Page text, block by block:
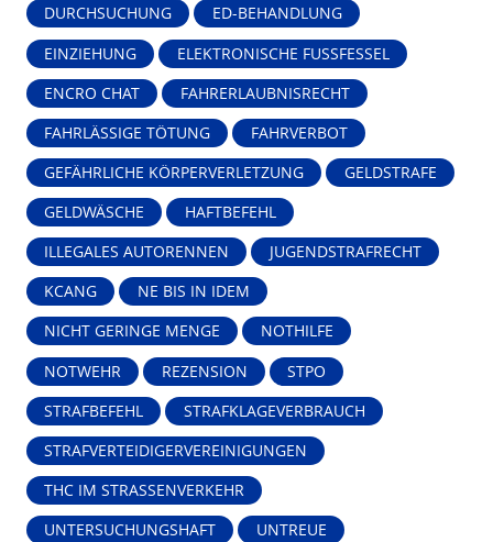
DURCHSUCHUNG ED-BEHANDLUNG
EINZIEHUNG ELEKTRONISCHE FUSSFESSEL
ENCRO CHAT FAHRERLAUBNISRECHT
FAHRLÄSSIGE TÖTUNG FAHRVERBOT
GEFÄHRLICHE KÖRPERVERLETZUNG GELDSTRAFE
GELDWÄSCHE HAFTBEFEHL
ILLEGALES AUTORENNEN JUGENDSTRAFRECHT
KCANG NE BIS IN IDEM
NICHT GERINGE MENGE NOTHILFE
NOTWEHR REZENSION STPO
STRAFBEFEHL STRAFKLAGEVERBRAUCH
STRAFVERTEIDIGERVEREINIGUNGEN
THC IM STRASSENVERKEHR
UNTERSUCHUNGSHAFT UNTREUE